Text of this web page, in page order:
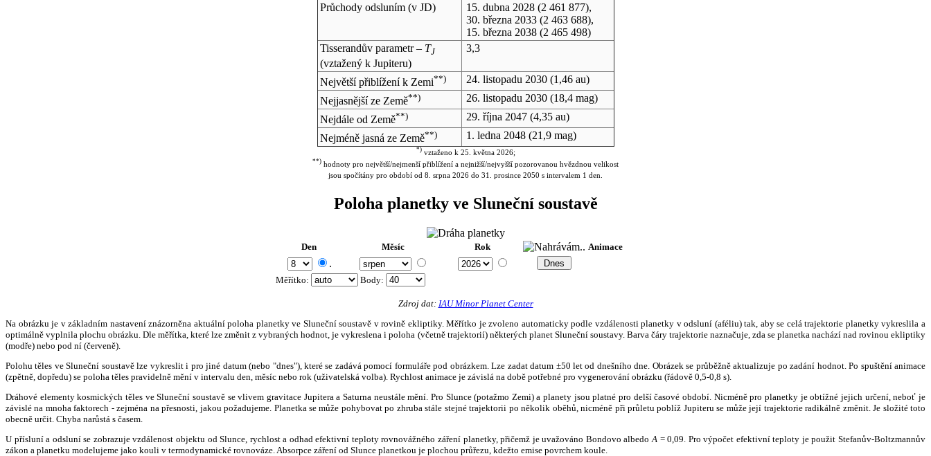
Průchody odsluním (v JD) 15. dubna 2028(2 461 877),
30. března 2033(2 463 688),
15. března 2038(2 465 498)
Tisserandův parametr – TJ
(vztažený k Jupiteru)
3,3
Největší přiblížení k Zemi**) 24. listopadu 2030(1,46 au)
Nejjasnější ze Země**) 26. listopadu 2030(18,4 mag)
Nejdále od Země**) 29. října 2047(4,35 au)
Nejméně jasná ze Země**) 1. ledna 2048(21,9 mag)
*)vztaženo k 25. května 2026;
**) hodnoty pro největší/nejmenší přiblížení a nejnižší/nejvyšší pozorovanou hvězdnou velikost
jsou spočítány pro období od 8. srpna 2026 do 31. prosince 2050 s intervalem 1 den.
Poloha planetky ve Sluneční soustavě
Den Měsíc Rok Animace
.
Měřítko: Body:
Zdroj dat: IAU Minor Planet Center
Na obrázku je v základním nastavení znázorněna aktuální poloha planetky ve Sluneční soustavě v rovině ekliptiky. Měřítko je zvoleno automaticky podle vzdálenosti planetky v odsluní (aféliu) tak, aby se celá trajektorie planetky vykreslila a
optimálně vyplnila plochu obrázku. Dle měřítka, které lze změnit z vybraných hodnot, je vykreslena i poloha (včetně trajektorií) některých planet Sluneční soustavy. Barva čáry trajektorie naznačuje, zda se planetka nachází nad rovinou ekliptiky
(modře) nebo pod ní (červeně).
Polohu těles ve Sluneční soustavě lze vykreslit i pro jiné datum (nebo "dnes"), které se zadává pomocí formuláře pod obrázkem. Lze zadat datum ±50 let od dnešního dne. Obrázek se průběžně aktualizuje po zadání hodnot. Po spuštění animace
(zpětně, dopředu) se poloha těles pravidelně mění v intervalu den, měsíc nebo rok (uživatelská volba). Rychlost animace je závislá na době potřebné pro vygenerování obrázku (řádově 0,5-0,8 s).
Dráhové elementy kosmických těles ve Sluneční soustavě se vlivem gravitace Jupitera a Saturna neustále mění. Pro Slunce (potažmo Zemi) a planety jsou platné pro delší časové období. Nicméně pro planetky je obtížné jejich určení, neboť je
závislé na mnoha faktorech - zejména na přesnosti, jakou požadujeme. Planetka se může pohybovat po zhruba stále stejné trajektorii po několik oběhů, nicméně při průletu poblíž Jupiteru se může její trajektorie radikálně změnit. Je složité toto
obecně určit. Chyba narůstá s časem.
U přísluní a odsluní se zobrazuje vzdálenost objektu od Slunce, rychlost a odhad efektivní teploty rovnovážného záření planetky, přičemž je uvažováno Bondovo albedo A = 0,09. Pro výpočet efektivní teploty je použit Stefanův-Boltzmannův
zákon a planetku modelujeme jako kouli v termodynamické rovnováze. Absorpce záření od Slunce planetkou je plochou průřezu, kdežto emise povrchem koule.